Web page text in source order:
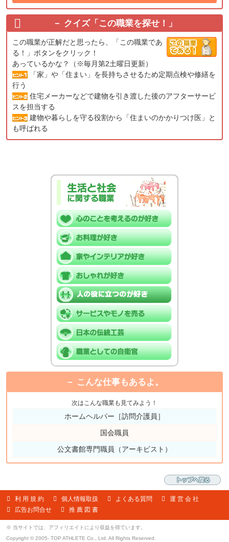
クイズ「この職業を探せ！」
この職業が正解だと思ったら、「この職業であ
る！」ボタンをクリック！
あっているかな？（※毎月第2土曜日更新）
「家」や「住まい」を長持ちさせるため定期点検や修繕を
行う
住宅メーカーなどで建物を引き渡した後のアフターサービ
スを担当する
建物や暮らしを守る役割から「住まいのかかりつけ医」と
も呼ばれる
こんな仕事もあるよ。
次はこんな職業も見てみよう！
ホームヘルパー［訪問介護員］
国会職員
公文書館専門職員（アーキビスト）
利 用 規 約 個人情報取扱 よくある質問
運 営 会 社
広告お問合せ
推 薦 図 書
※ 当サイトでは、アフィリエイトにより収益を得ています。
Copyright © 2005- TOP ATHLETE Co., Ltd. All Rights Reserved.